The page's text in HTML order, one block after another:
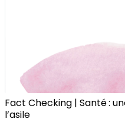
Fact Checking | Santé :
l’asile